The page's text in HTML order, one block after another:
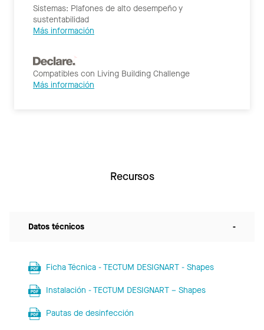
Sistemas: Plafones de alto desempeño y
sustentabilidad
Más información
Compatibles con Living Building Challenge
Más información
Recursos
Datos técnicos -
Ficha Técnica - TECTUM DESIGNART - Shapes
Instalación - TECTUM DESIGNART – Shapes
Pautas de desinfección